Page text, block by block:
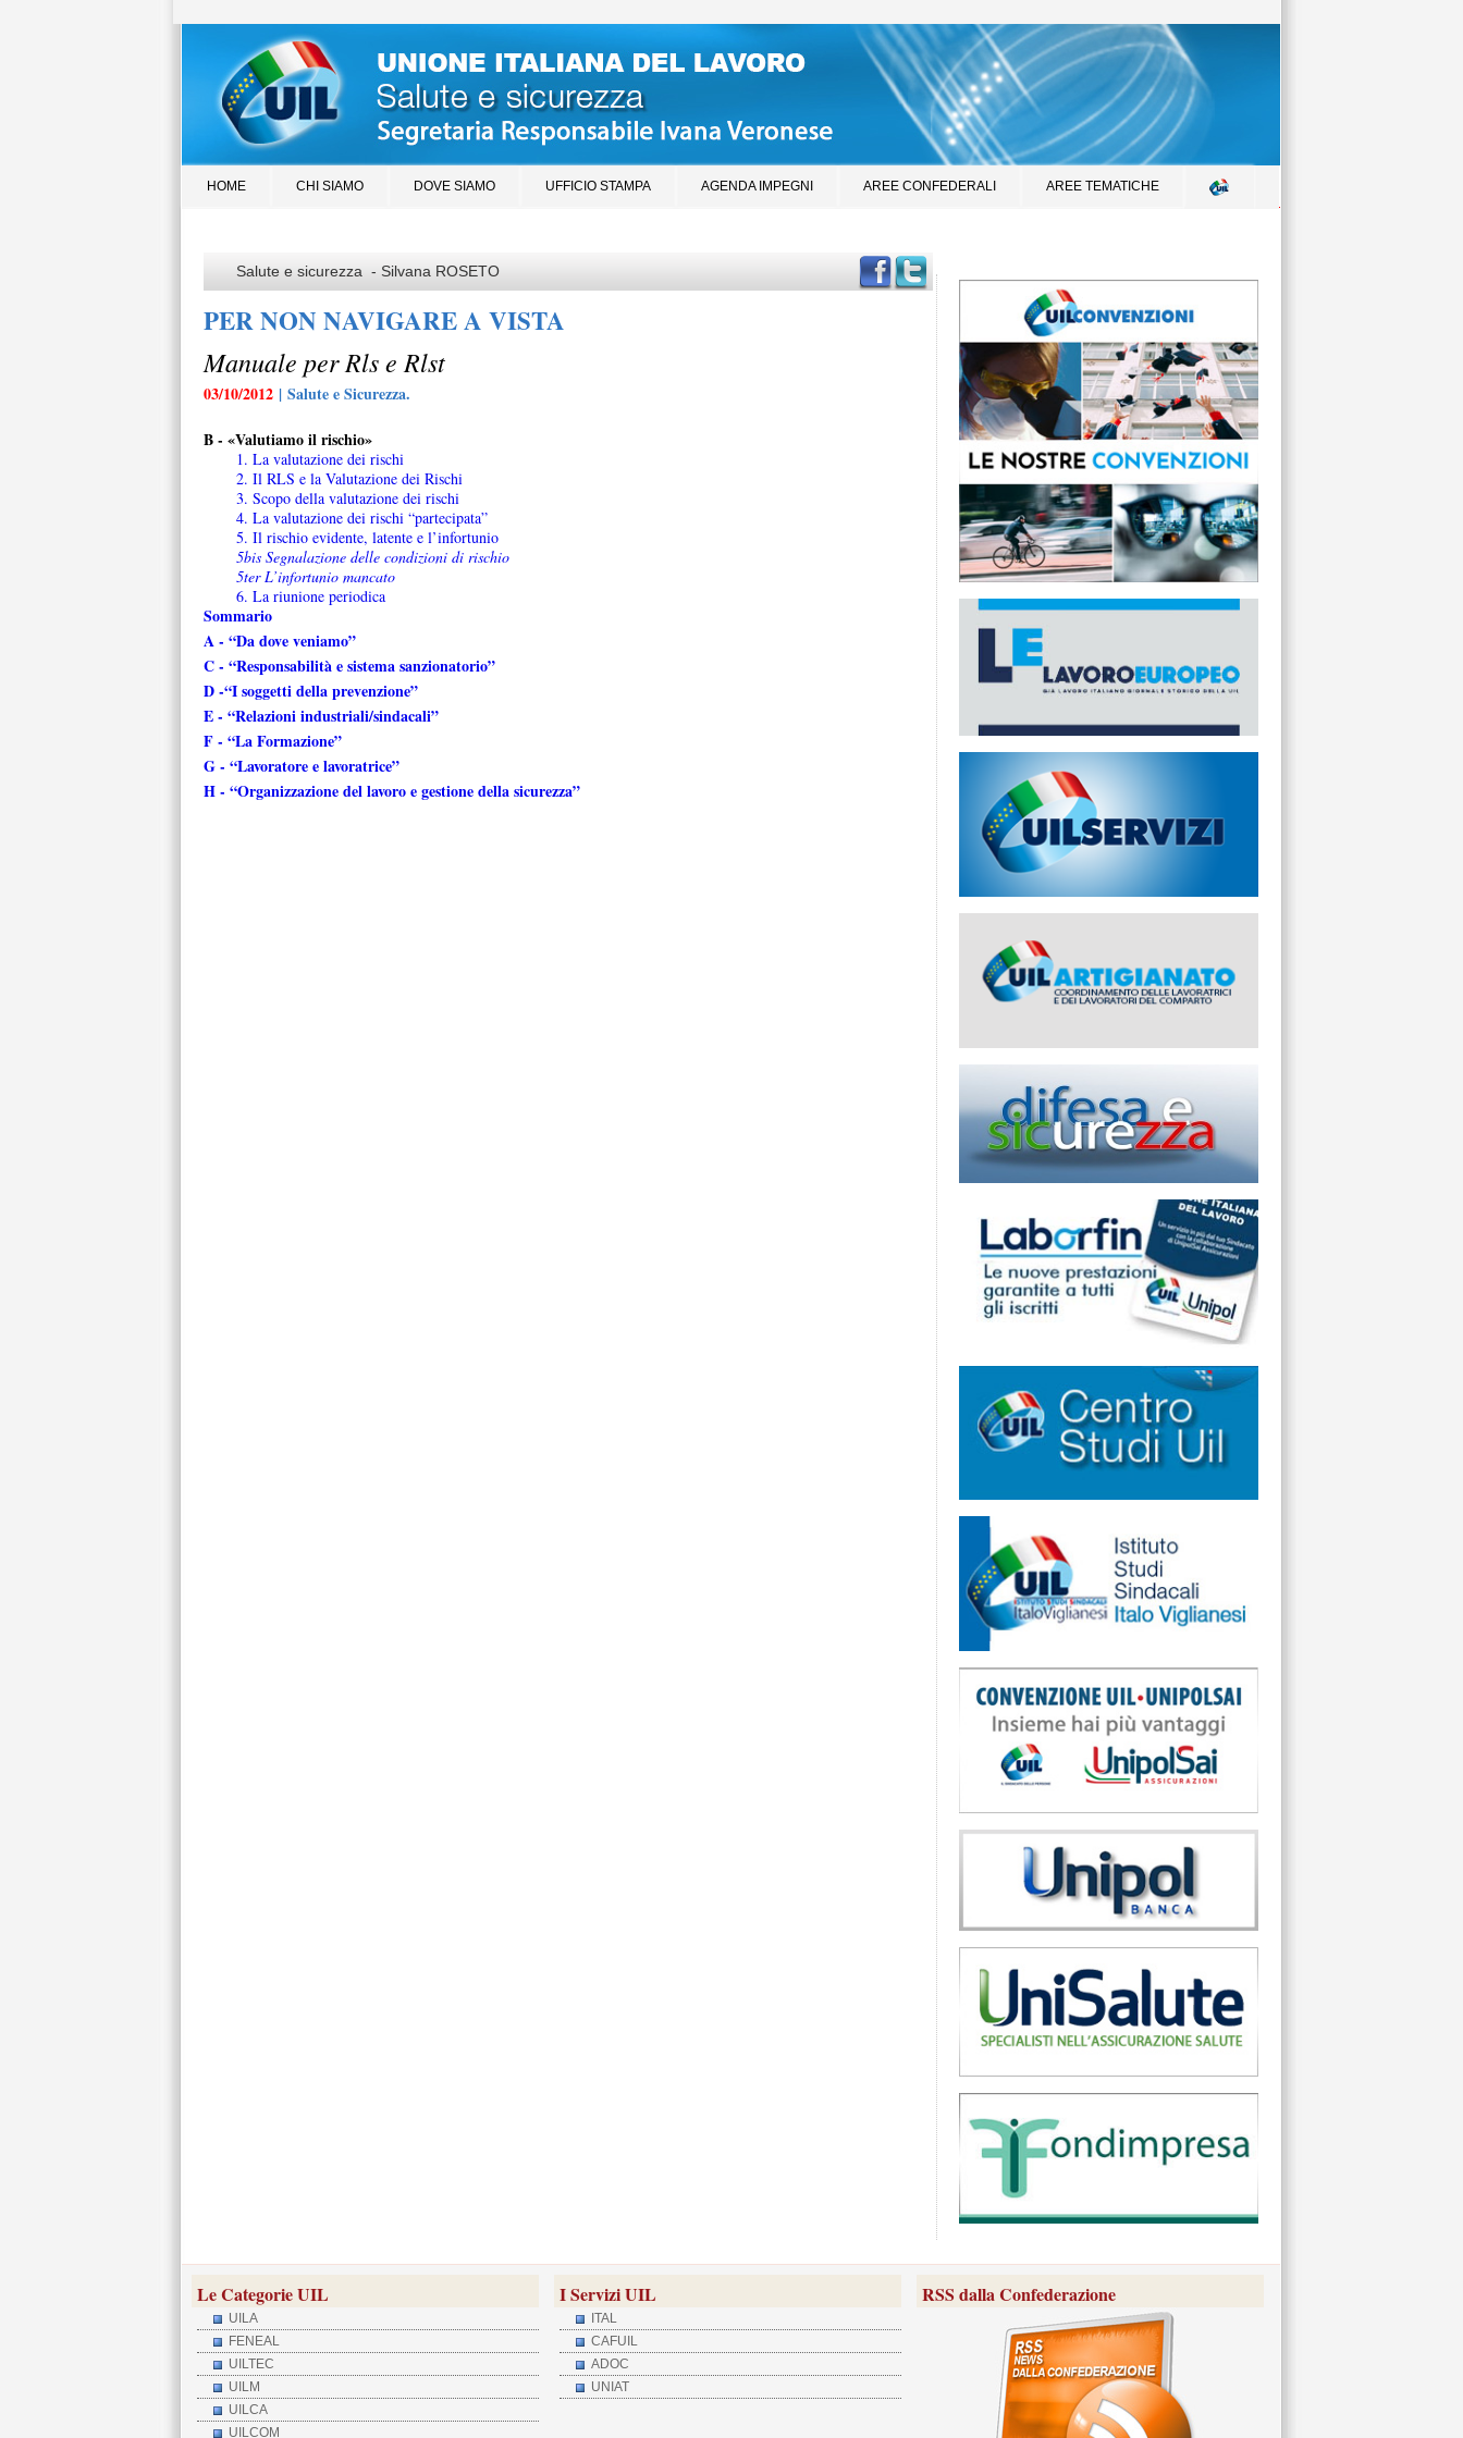
HOME CHI SIAMO DOVE SIAMO UFFICIO STAMPA AGENDA IMPEGNI AREE CONFEDERALI AREE TEMATICHE
Salute e sicurezza - Silvana ROSETO
PER NON NAVIGARE A VISTA
Manuale per Rls e Rlst
03/10/2012 | Salute e Sicurezza.
B - «Valutiamo il rischio»
1. La valutazione dei rischi
2. Il RLS e la Valutazione dei Rischi
3. Scopo della valutazione dei rischi
4. La valutazione dei rischi “partecipata”
5. Il rischio evidente, latente e l’infortunio
5bis Segnalazione delle condizioni di rischio
5ter L’infortunio mancato
6. La riunione periodica
Sommario
A - “Da dove veniamo”
C - “Responsabilità e sistema sanzionatorio”
D -“I soggetti della prevenzione”
E - “Relazioni industriali/sindacali”
F - “La Formazione”
G - “Lavoratore e lavoratrice”
H - “Organizzazione del lavoro e gestione della sicurezza”
Le Categorie UIL
UILA
FENEAL
UILTEC
UILM
UILCA
UILCOM
I Servizi UIL
ITAL
CAFUIL
ADOC
UNIAT
RSS dalla Confederazione